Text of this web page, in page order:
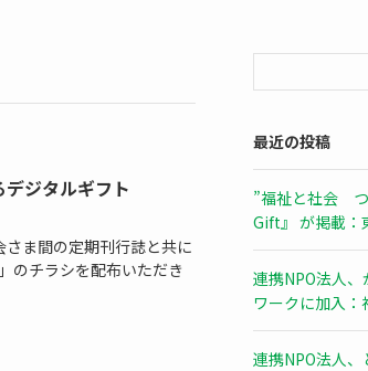
ジタルギフト
ま間の定期刊行誌と共に
のチラシを配布いただき
最近の投稿
”福祉と社会
Gift』 が掲載：
連携NPO法人
ワークに加入：
連携NPO法人